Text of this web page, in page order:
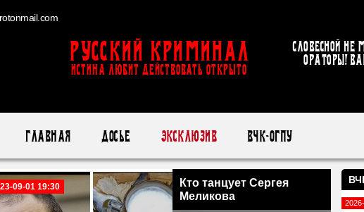
Русский Криминал
ИСТИНА ЛЮБИТ ДЕЙСТВОВАТЬ ОТКРЫТО
Словесной не
ораторы!
Главная Досье Эксклюзив ВЧК-ОГПУ
09-01 19:30
Кто танцует Сергея
Меликова